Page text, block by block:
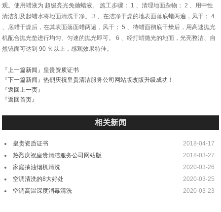
观。使用蜡液为 超级亮光免抛蜡液。 施工步骤： 1 、清理地面杂物； 2 、用中性
清洁剂及起蜡水将地面清洗干净。 3 、在洁净干燥的地表面落底蜡两遍，风干； 4
、底蜡干燥后，在其表面落面蜡两遍，风干； 5 、待蜡面彻底干燥后，用高速抛光
机配合抛光垫进行均匀、匀速的抛光即可。 6 、经打蜡抛光的地面，光亮整洁、自
然镜面可达到 90 ％以上，感观效果特佳。
『上一篇新闻』 皇贵资质证书
『下一篇新闻』热烈庆祝皇贵清洁服务公司网站版改版升级成功！
『返回上一页』
『返回首页』
相关新闻
皇贵资质证书
2018-04-17
热烈庆祝皇贵清洁服务公司网站版…
2018-03-27
家庭抽油烟机清洗
2020-03-26
空调清洗的8大好处
2020-03-25
空调高温深度消毒清洗
2020-03-23